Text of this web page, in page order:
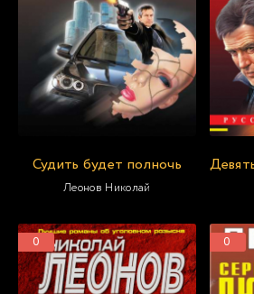
Судить будет полночь
Леонов Николай
0 0